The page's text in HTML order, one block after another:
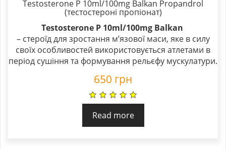
Testosterone P 10ml/100mg Balkan Propandrol
(тестостероні пропіонат)
Testosterone P 10ml/100mg Balkan
– стероїд для зростання м’язової маси, яке в силу
своїх особливостей використовується атлетами в
період сушіння та формування рельєфу мускулатури.
650 грн
Read more